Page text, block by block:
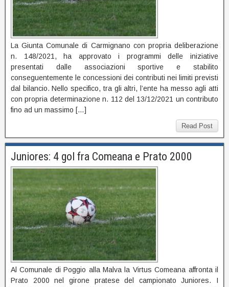
La Giunta Comunale di Carmignano con propria deliberazione
n. 148/2021, ha approvato i programmi delle iniziative
presentati dalle associazioni sportive e stabilito
conseguentemente le concessioni dei contributi nei limiti previsti
dal bilancio. Nello specifico, tra gli altri, l’ente ha messo agli atti
con propria determinazione n. 112 del 13/12/2021 un contributo
fino ad un massimo […]
Read Post
Juniores: 4 gol fra Comeana e Prato 2000
Al Comunale di Poggio alla Malva la Virtus Comeana affronta il
Prato 2000 nel girone pratese del campionato Juniores. I